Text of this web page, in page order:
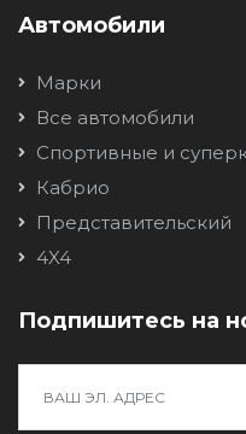
Автомобили
Марки
Все автомобили
Спортивные и
Кабрио
Представительский
4X4
Подпишитесь на